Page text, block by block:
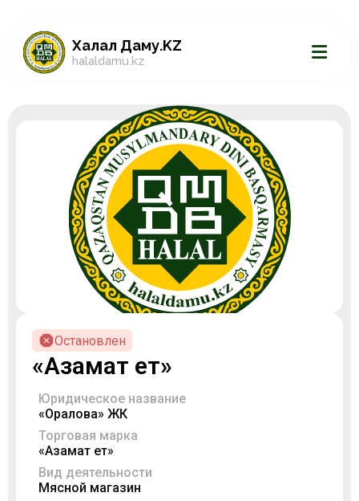
Халал Даму.KZ
halaldamu.kz
Остановлен
«Азамат ет»
Юридическое название
«Оралова» ЖК
Торговая марка
«Азамат ет»
Вид деятельности
Мясной магазин